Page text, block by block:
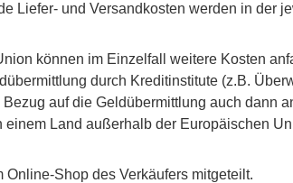
Liefer- und Versandkosten werden in der
können im Einzelfall weitere Kosten
durch Kreditinstitute (z.B.
auf die Geldübermittlung auch dann
Land außerhalb der Europäischen
Shop des Verkäufers mitgeteilt.